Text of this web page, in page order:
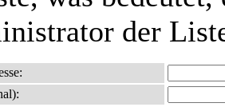
der